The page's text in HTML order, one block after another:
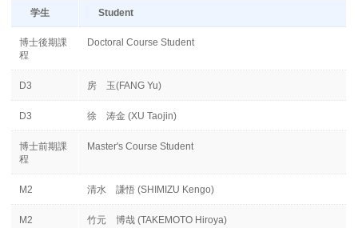
学生 Student
博士後期課
程
Doctoral Course Student
D3 房 玉(FANG Yu)
D3 徐 涛金 (XU Taojin)
博士前期課
程
Master's Course Student
M2 清水 謙悟 (SHIMIZU Kengo)
M2 竹元 博哉 (TAKEMOTO Hiroya)